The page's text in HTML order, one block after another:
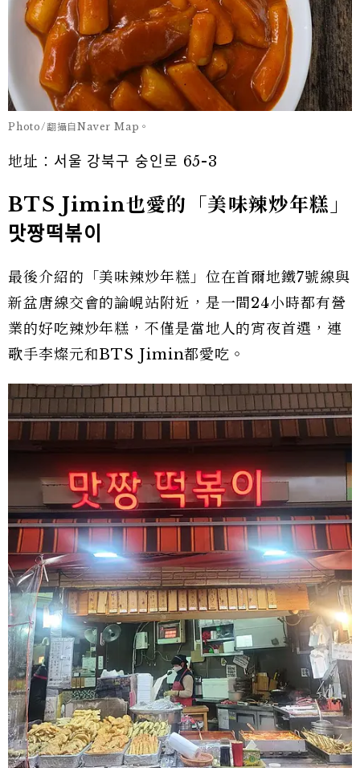
Photo/翻攝自Naver Map。
地址：서울 강북구 숭인로 65-3
BTS Jimin也愛的「美味辣炒年糕」
맛짱떡볶이
最後介紹的「美味辣炒年糕」位在首爾地鐵7號線與
新盆唐線交會的論峴站附近，是一間24小時都有營
業的好吃辣炒年糕，不僅是當地人的宵夜首選，連
歌手李燦元和BTS Jimin都愛吃。